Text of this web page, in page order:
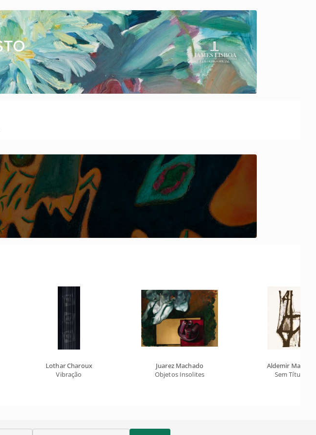
Lothar Charoux
Vibração
Juarez Machado
Objetos Insolites
Aldemir Martins
Sem Título